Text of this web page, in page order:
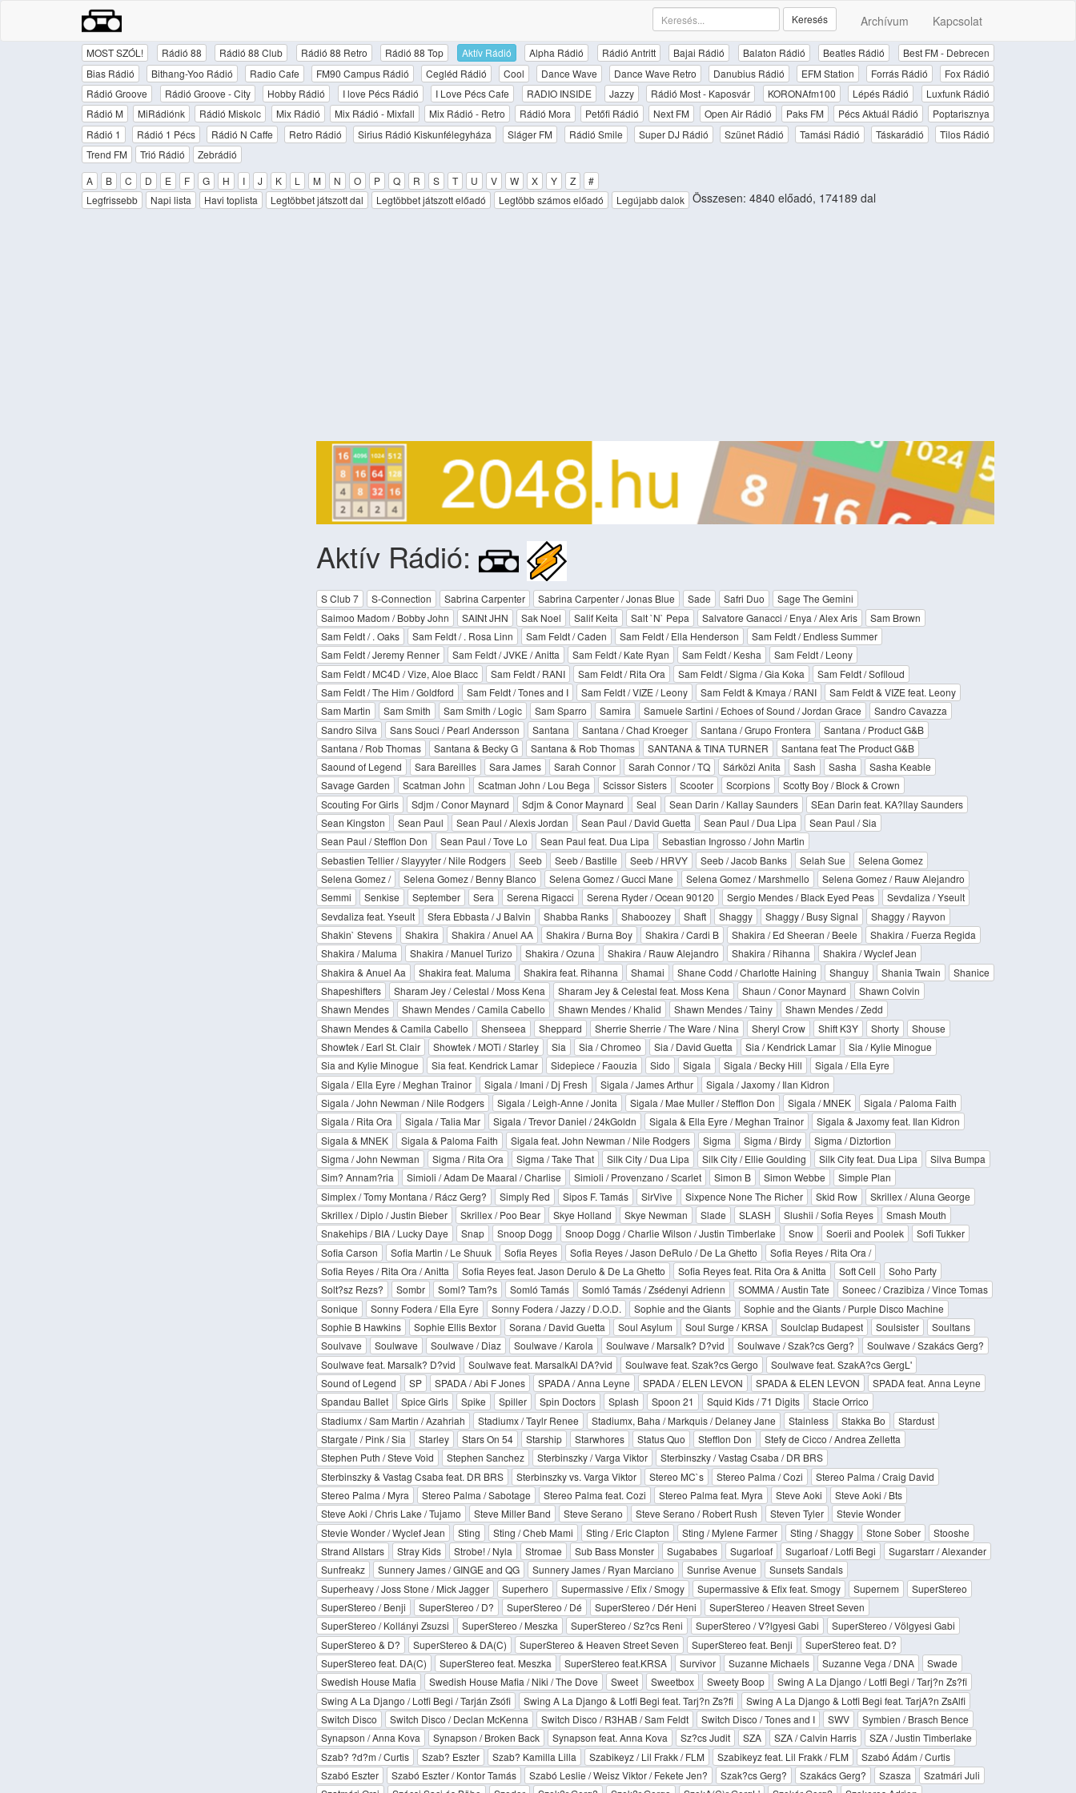
Archívum Kapcsolat
Keresés
MOST SZÓL! Rádió 88 Rádió 88 Club Rádió 88 Retro Rádió 88 Top Aktív Rádió Alpha Rádió Rádió Antritt Bajai Rádió Balaton Rádió Beatles Rádió
Best FM - Debrecen
Bias Rádió
Bithang-Yoo Rádió Radio Cafe FM90 Campus Rádió Cegléd Rádió Cool Dance Wave Dance Wave Retro Danubius Rádió EFM Station Forrás Rádió
Fox Rádió
Rádió Groove
Rádió Groove - City Hobby Rádió I love Pécs Rádió I Love Pécs Cafe RADIO INSIDE Jazzy Rádió Most - Kaposvár KORONAfm100 Lépés Rádió
Luxfunk Rádió
Rádió M
MiRádiónk Rádió Miskolc Mix Rádió Mix Rádió - Mixfall Mix Rádió - Retro Rádió Mora Petőfi Rádió Next FM Open Air Rádió Paks FM Pécs Aktuál Rádió
Poptarisznya
Rádió 1
Rádió 1 Pécs Rádió N Caffe Retro Rádió Sirius Rádió Kiskunfélegyháza Sláger FM Rádió Smile Super DJ Rádió Szünet Rádió Tamási Rádió Táskarádió
Tilos Rádió
Trend FM
Trió Rádió
Zebrádió
A
B C D E F G H I J K L M N O P Q R S T U V W X Y Z
#
Legfrissebb
Napi lista Havi toplista Legtöbbet játszott dal Legtöbbet játszott előadó Legtöbb számos előadó Legújabb dalok Összesen: 4840 előadó, 174189 dal
Aktív Rádió:
S Club 7 S-Connection Sabrina Carpenter Sabrina Carpenter / Jonas Blue Sade Safri Duo
Sage The Gemini
Saimoo Madom / Bobby John
SAINt JHN Sak Noel Salif Keita Salt `N` Pepa Salvatore Ganacci / Enya / Alex Aris
Sam Brown
Sam Feldt / . Oaks
Sam Feldt / . Rosa Linn Sam Feldt / Caden Sam Feldt / Ella Henderson
Sam Feldt / Endless Summer
Sam Feldt / Jeremy Renner
Sam Feldt / JVKE / Anitta Sam Feldt / Kate Ryan Sam Feldt / Kesha
Sam Feldt / Leony
Sam Feldt / MC4D / Vize, Aloe Blacc
Sam Feldt / RANI Sam Feldt / Rita Ora Sam Feldt / Sigma / Gia Koka
Sam Feldt / Sofiloud
Sam Feldt / The Him / Goldford
Sam Feldt / Tones and I Sam Feldt / VIZE / Leony Sam Feldt & Kmaya / RANI
Sam Feldt & VIZE feat. Leony
Sam Martin
Sam Smith Sam Smith / Logic Sam Sparro Samira Samuele Sartini / Echoes of Sound / Jordan Grace
Sandro Cavazza
Sandro Silva
Sans Souci / Pearl Andersson Santana Santana / Chad Kroeger Santana / Grupo Frontera
Santana / Product G&B
Santana / Rob Thomas
Santana & Becky G Santana & Rob Thomas SANTANA & TINA TURNER
Santana feat The Product G&B
Saound of Legend
Sara Bareilles Sara James Sarah Connor Sarah Connor / TQ Sárközi Anita Sash Sasha
Sasha Keable
Savage Garden
Scatman John Scatman John / Lou Bega Scissor Sisters Scooter Scorpions
Scotty Boy / Block & Crown
Scouting For Girls
Sdjm / Conor Maynard Sdjm & Conor Maynard Seal Sean Darin / Kallay Saunders
SEan Darin feat. KA?llay Saunders
Sean Kingston
Sean Paul Sean Paul / Alexis Jordan Sean Paul / David Guetta Sean Paul / Dua Lipa
Sean Paul / Sia
Sean Paul / Stefflon Don
Sean Paul / Tove Lo Sean Paul feat. Dua Lipa
Sebastian Ingrosso / John Martin
Sebastien Tellier / Slayyyter / Nile Rodgers
Seeb Seeb / Bastille Seeb / HRVY Seeb / Jacob Banks Selah Sue
Selena Gomez
Selena Gomez /
Selena Gomez / Benny Blanco Selena Gomez / Gucci Mane Selena Gomez / Marshmello
Selena Gomez / Rauw Alejandro
Semmi
Senkise September Sera Serena Rigacci Serena Ryder / Ocean 90120 Sergio Mendes / Black Eyed Peas
Sevdaliza / Yseult
Sevdaliza feat. Yseult
Sfera Ebbasta / J Balvin Shabba Ranks Shaboozey Shaft Shaggy Shaggy / Busy Signal
Shaggy / Rayvon
Shakin` Stevens
Shakira Shakira / Anuel AA Shakira / Burna Boy Shakira / Cardi B Shakira / Ed Sheeran / Beele
Shakira / Fuerza Regida
Shakira / Maluma
Shakira / Manuel Turizo Shakira / Ozuna Shakira / Rauw Alejandro Shakira / Rihanna
Shakira / Wyclef Jean
Shakira & Anuel Aa
Shakira feat. Maluma Shakira feat. Rihanna Shamai Shane Codd / Charlotte Haining Shanguy Shania Twain
Shanice
Shapeshifters
Sharam Jey / Celestal / Moss Kena Sharam Jey & Celestal feat. Moss Kena Shaun / Conor Maynard
Shawn Colvin
Shawn Mendes
Shawn Mendes / Camila Cabello Shawn Mendes / Khalid Shawn Mendes / Tainy
Shawn Mendes / Zedd
Shawn Mendes & Camila Cabello
Shenseea Sheppard Sherrie Sherrie / The Ware / Nina Sheryl Crow Shift K3Y Shorty
Shouse
Showtek / Earl St. Clair
Showtek / MOTi / Starley Sia Sia / Chromeo Sia / David Guetta Sia / Kendrick Lamar
Sia / Kylie Minogue
Sia and Kylie Minogue
Sia feat. Kendrick Lamar Sidepiece / Faouzia Sido Sigala Sigala / Becky Hill
Sigala / Ella Eyre
Sigala / Ella Eyre / Meghan Trainor
Sigala / Imani / Dj Fresh Sigala / James Arthur
Sigala / Jaxomy / Ilan Kidron
Sigala / John Newman / Nile Rodgers
Sigala / Leigh-Anne / Jonita Sigala / Mae Muller / Stefflon Don Sigala / MNEK
Sigala / Paloma Faith
Sigala / Rita Ora
Sigala / Talia Mar Sigala / Trevor Daniel / 24kGoldn Sigala & Ella Eyre / Meghan Trainor
Sigala & Jaxomy feat. Ilan Kidron
Sigala & MNEK
Sigala & Paloma Faith Sigala feat. John Newman / Nile Rodgers Sigma Sigma / Birdy
Sigma / Diztortion
Sigma / John Newman
Sigma / Rita Ora Sigma / Take That Silk City / Dua Lipa Silk City / Ellie Goulding Silk City feat. Dua Lipa
Silva Bumpa
Sim? Annam?ria
Simioli / Adam De Maaral / Charlise Simioli / Provenzano / Scarlet Simon B Simon Webbe
Simple Plan
Simplex / Tomy Montana / Rácz Gerg?
Simply Red Sipos F. Tamás SirVive Sixpence None The Richer Skid Row
Skrillex / Aluna George
Skrillex / Diplo / Justin Bieber
Skrillex / Poo Bear Skye Holland Skye Newman Slade SLASH Slushii / Sofia Reyes
Smash Mouth
Snakehips / BIA / Lucky Daye
Snap Snoop Dogg Snoop Dogg / Charlie Wilson / Justin Timberlake Snow Soerii and Poolek
Sofi Tukker
Sofia Carson
Sofia Martin / Le Shuuk Sofia Reyes Sofia Reyes / Jason DeRulo / De La Ghetto
Sofia Reyes / Rita Ora /
Sofia Reyes / Rita Ora / Anitta
Sofia Reyes feat. Jason Derulo & De La Ghetto Sofia Reyes feat. Rita Ora & Anitta Soft Cell
Soho Party
Solt?sz Rezs?
Sombr Soml? Tam?s Somló Tamás Somló Tamás / Zsédenyi Adrienn SOMMA / Austin Tate
Soneec / Crazibiza / Vince Tomas
Sonique
Sonny Fodera / Ella Eyre Sonny Fodera / Jazzy / D.O.D. Sophie and the Giants
Sophie and the Giants / Purple Disco Machine
Sophie B Hawkins
Sophie Ellis Bextor Sorana / David Guetta Soul Asylum Soul Surge / KRSA Soulclap Budapest Soulsister
Soultans
Soulvave
Soulwave Soulwave / Diaz Soulwave / Karola Soulwave / Marsalk? D?vid Soulwave / Szak?cs Gerg?
Soulwave / Szakács Gerg?
Soulwave feat. Marsalk? D?vid
Soulwave feat. MarsalkAl DA?vid Soulwave feat. Szak?cs Gergo
Soulwave feat. SzakA?cs GergL'
Sound of Legend
SP SPADA / Abi F Jones SPADA / Anna Leyne SPADA / ELEN LEVON SPADA & ELEN LEVON
SPADA feat. Anna Leyne
Spandau Ballet
Spice Girls Spike Spiller Spin Doctors Splash Spoon 21 Squid Kids / 71 Digits
Stacie Orrico
Stadiumx / Sam Martin / Azahriah
Stadiumx / Taylr Renee Stadiumx, Baha / Markquis / Delaney Jane Stainless Stakka Bo
Stardust
Stargate / Pink / Sia
Starley Stars On 54 Starship Starwhores Status Quo Stefflon Don
Stefy de Cicco / Andrea Zelletta
Stephen Puth / Steve Void
Stephen Sanchez Sterbinszky / Varga Viktor
Sterbinszky / Vastag Csaba / DR BRS
Sterbinszky & Vastag Csaba feat. DR BRS
Sterbinszky vs. Varga Viktor Stereo MC`s Stereo Palma / Cozi
Stereo Palma / Craig David
Stereo Palma / Myra
Stereo Palma / Sabotage Stereo Palma feat. Cozi Stereo Palma feat. Myra Steve Aoki
Steve Aoki / Bts
Steve Aoki / Chris Lake / Tujamo
Steve Miller Band Steve Serano Steve Serano / Robert Rush Steven Tyler
Stevie Wonder
Stevie Wonder / Wyclef Jean
Sting Sting / Cheb Mami Sting / Eric Clapton Sting / Mylene Farmer Sting / Shaggy Stone Sober
Stooshe
Strand Allstars
Stray Kids Strobe! / Nyla Stromae Sub Bass Monster Sugababes Sugarloaf Sugarloaf / Lotfi Begi
Sugarstarr / Alexander
Sunfreakz
Sunnery James / GINGE and QG Sunnery James / Ryan Marciano Sunrise Avenue
Sunsets Sandals
Superheavy / Joss Stone / Mick Jagger
Superhero Supermassive / Efix / Smogy Supermassive & Efix feat. Smogy Supernem
SuperStereo
SuperStereo / Benji
SuperStereo / D? SuperStereo / Dé SuperStereo / Dér Heni
SuperStereo / Heaven Street Seven
SuperStereo / Kollányi Zsuzsi
SuperStereo / Meszka SuperStereo / Sz?cs Reni SuperStereo / V?lgyesi Gabi
SuperStereo / Völgyesi Gabi
SuperStereo & D?
SuperStereo & DA(C) SuperStereo & Heaven Street Seven SuperStereo feat. Benji
SuperStereo feat. D?
SuperStereo feat. DA(C)
SuperStereo feat. Meszka SuperStereo feat.KRSA Survivor Suzanne Michaels Suzanne Vega / DNA
Swade
Swedish House Mafia
Swedish House Mafia / Niki / The Dove Sweet Sweetbox Sweety Boop
Swing A La Django / Lotfi Begi / Tarj?n Zs?fi
Swing A La Django / Lotfi Begi / Tarján Zsófi
Swing A La Django & Lotfi Begi feat. Tarj?n Zs?fi
Swing A La Django & Lotfi Begi feat. TarjA?n ZsAlfi
Switch Disco
Switch Disco / Declan McKenna Switch Disco / R3HAB / Sam Feldt Switch Disco / Tones and I SWV
Symbien / Brasch Bence
Synapson / Anna Kova
Synapson / Broken Back Synapson feat. Anna Kova Sz?cs Judit SZA SZA / Calvin Harris
SZA / Justin Timberlake
Szab? ?d?m / Curtis
Szab? Eszter Szab? Kamilla Lilla Szabikeyz / Lil Frakk / FLM Szabikeyz feat. Lil Frakk / FLM
Szabó Ádám / Curtis
Szabó Eszter
Szabó Eszter / Kontor Tamás Szabó Leslie / Weisz Viktor / Fekete Jen? Szak?cs Gerg? Szakács Gerg? Szasza
Szatmári Juli